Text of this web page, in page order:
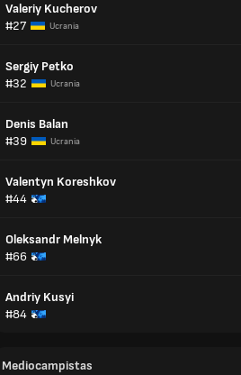
Valeriy Kucherov
#27
Ucrania
Sergiy Petko
#32
Ucrania
Denis Balan
#39
Ucrania
Valentyn Koreshkov
#44
Oleksandr Melnyk
#66
Andriy Kusyi
#84
Mediocampistas